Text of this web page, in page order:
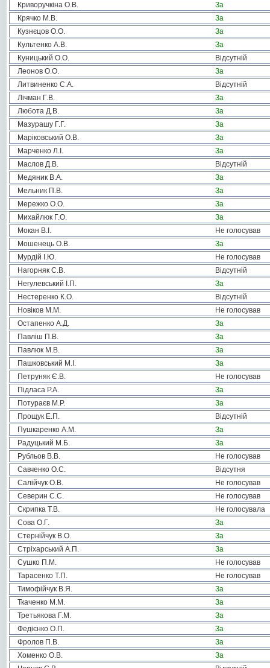
Криворучкіна О.В.
За
Крячко М.В.
За
Кузнєцов О.О.
За
Культенко А.В.
За
Куницький О.О.
Відсутній
Леонов О.О.
За
Литвиненко С.А.
Відсутній
Лічман Г.В.
За
Любота Д.В.
За
Мазурашу Г.Г.
За
Маріковський О.В.
За
Марченко Л.І.
За
Маслов Д.В.
Відсутній
Медяник В.А.
За
Мельник П.В.
За
Мережко О.О.
За
Михайлюк Г.О.
За
Мокан В.І.
Не голосував
Мошенець О.В.
За
Мурдій І.Ю.
Не голосував
Нагорняк С.В.
Відсутній
Негулевський І.П.
За
Нестеренко К.О.
Відсутній
Новіков М.М.
Не голосував
Остапенко А.Д.
За
Павліш П.В.
За
Павлюк М.В.
За
Пашковський М.І.
За
Петруняк Є.В.
Не голосував
Підласа Р.А.
За
Потураєв М.Р.
За
Прощук Е.П.
Відсутній
Пушкаренко А.М.
За
Радуцький М.Б.
За
Рубльов В.В.
Не голосував
Савченко О.С.
Відсутня
Салійчук О.В.
Не голосував
Северин С.С.
Не голосував
Скрипка Т.В.
Не голосувала
Сова О.Г.
За
Стернійчук В.О.
За
Стріхарський А.П.
За
Сушко П.М.
Не голосував
Тарасенко Т.П.
Не голосував
Тимофійчук В.Я.
За
Ткаченко М.М.
За
Третьякова Г.М.
За
Федієнко О.П.
За
Фролов П.В.
За
Хоменко О.В.
За